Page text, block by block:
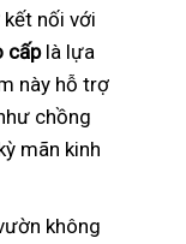
nối với
cấplà lựa
này hỗ trợ
chồng
mãn kinh
không